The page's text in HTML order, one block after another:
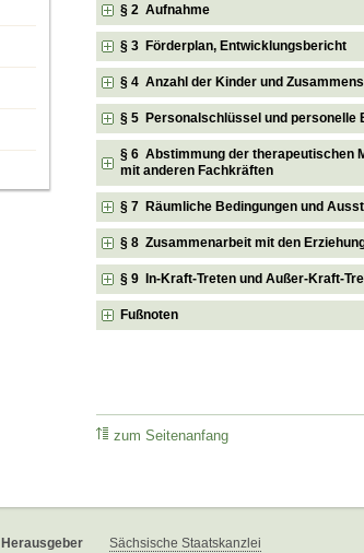
§ 2 Aufnahme
§ 3 Förderplan, Entwicklungsbericht
§ 4 Anzahl der Kinder und
§ 5 Personalschlüssel und personelle
§ 6 Abstimmung der therapeutischen
mit anderen Fachkräften
§ 7 Räumliche Bedingungen und
§ 8 Zusammenarbeit mit den
§ 9 In-Kraft-Treten und Außer-Kraft-
Fußnoten
zum Seitenanfang
Herausgeber Sächsische Staatskanzlei